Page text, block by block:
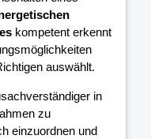
kompetent erkennt
auswählt.
in
zu
einzuordnen und